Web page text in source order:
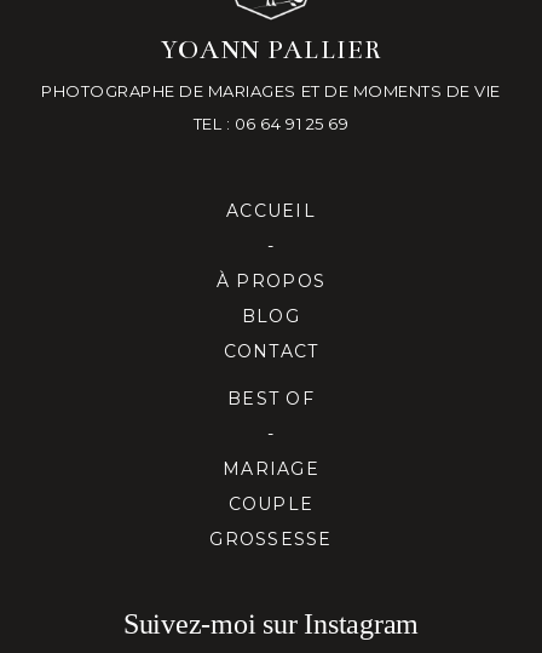
YOANN PALLIER
PHOTOGRAPHE DE MARIAGES ET DE MOMENTS DE VIE
TEL : 06 64 91 25 69
ACCUEIL
-
À PROPOS
BLOG
CONTACT
BEST OF
-
MARIAGE
COUPLE
GROSSESSE
Suivez-moi sur Instagram